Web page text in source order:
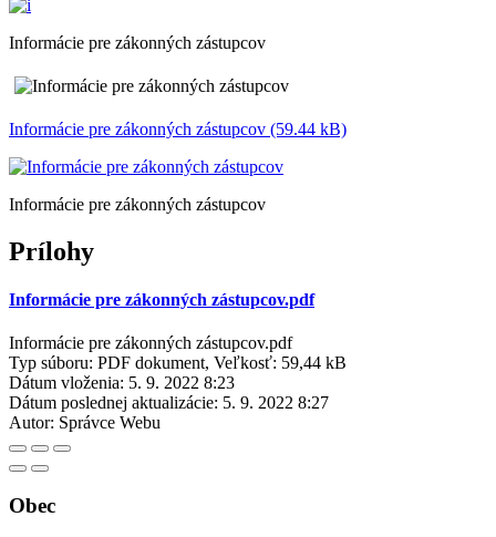
Informácie pre zákonných zástupcov
Informácie pre zákonných zástupcov (59.44 kB)
Informácie pre zákonných zástupcov
Prílohy
Informácie pre zákonných zástupcov.pdf
Informácie pre zákonných zástupcov.pdf
Typ súboru: PDF dokument, Veľkosť: 59,44 kB
Dátum vloženia: 5. 9. 2022 8:23
Dátum poslednej aktualizácie: 5. 9. 2022 8:27
Autor: Správce Webu
Obec